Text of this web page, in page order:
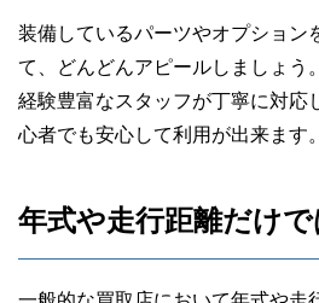
装備しているパーツやオプション
て、どんどんアピールしましょう。
経験豊富なスタッフが丁寧に対応
心者でも安心して利用が出来ます。
年式や走行距離だけ